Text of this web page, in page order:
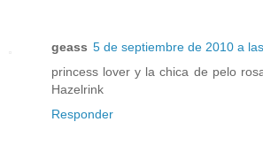
geass 5 de septiembre de 2010 a
princess lover y la chica de pelo
Hazelrink
Responder